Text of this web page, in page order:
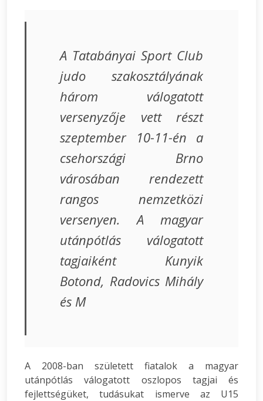
A Tatabányai Sport Club
judo szakosztályának
három válogatott
versenyzője vett részt
szeptember 10-11-én a
csehországi Brno
városában rendezett
rangos nemzetközi
versenyen. A magyar
utánpótlás válogatott
tagjaiként Kunyik
Botond, Radovics Mihály
és M
A 2008-ban született fiatalok a magyar
utánpótlás válogatott oszlopos tagjai és
fejlettségüket, tudásukat ismerve az U15